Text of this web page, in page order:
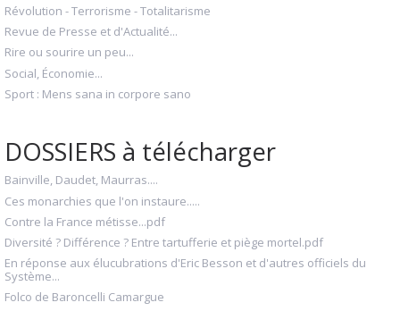
Révolution - Terrorisme - Totalitarisme
Revue de Presse et d'Actualité...
Rire ou sourire un peu...
Social, Économie...
Sport : Mens sana in corpore sano
DOSSIERS à télécharger
Bainville, Daudet, Maurras....
Ces monarchies que l'on instaure.....
Contre la France métisse...pdf
Diversité ? Différence ? Entre tartufferie et piège mortel.pdf
En réponse aux élucubrations d'Eric Besson et d'autres officiels du
Système...
Folco de Baroncelli Camargue